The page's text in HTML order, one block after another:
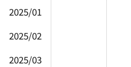
2025/01
2025/02
2025/03